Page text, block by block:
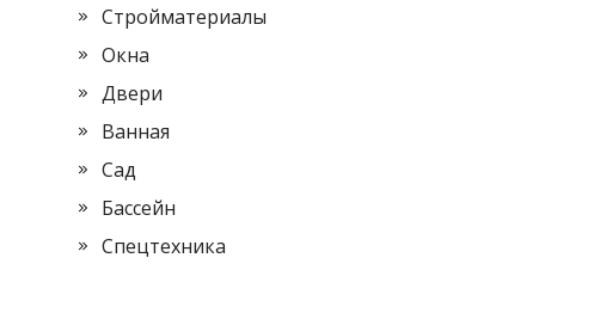
Стройматериалы
Окна
Двери
Ванная
Сад
Бассейн
Спецтехника